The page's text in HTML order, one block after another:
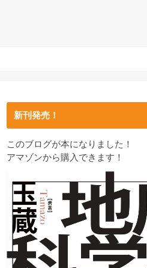
新刊発売！
このブログが本になりました！
アマゾンから購入できます！